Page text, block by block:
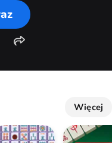
Więcej